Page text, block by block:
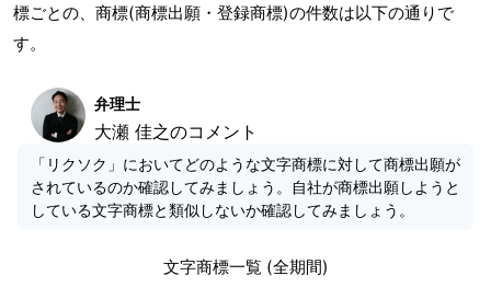
標ごとの、商標(商標出願・登録商標)の件数は以下の通りで
す。
弁理士
大瀬 佳之のコメント
「リクソク」においてどのような文字商標に対して商標出願が
されているのか確認してみましょう。自社が商標出願しようと
している文字商標と類似しないか確認してみましょう。
文字商標一覧 (全期間)